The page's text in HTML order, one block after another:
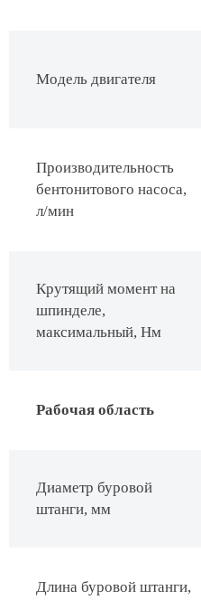
Модель двигателя
Производительность
бентонитового насоса,
л/мин
Крутящий момент на
шпинделе,
максимальный, Hм
Рабочая область
Диаметр буровой
штанги, мм
Длина буровой штанги,